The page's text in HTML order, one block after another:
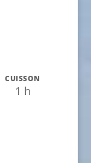
CUISSON
1 h